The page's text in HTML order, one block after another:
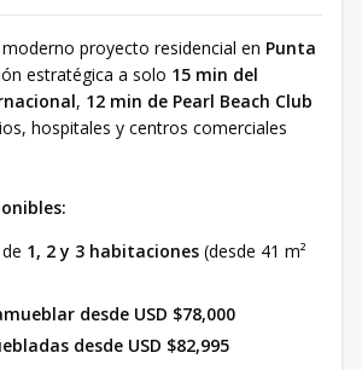
proyecto residencial en Punta
estratégica a solo 15 min del
, 12 min de Pearl Beach Club
hospitales y centros comerciales
1, 2 y 3 habitaciones (desde 41 m²
desde USD $78,000
desde USD $82,995